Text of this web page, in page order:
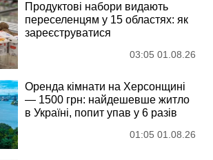
Продуктові набори видають
переселенцям у 15 областях: як
зареєструватися
03:05 01.08.26
Оренда кімнати на Херсонщині
— 1500 грн: найдешевше житло
в Україні, попит упав у 6 разів
01:05 01.08.26